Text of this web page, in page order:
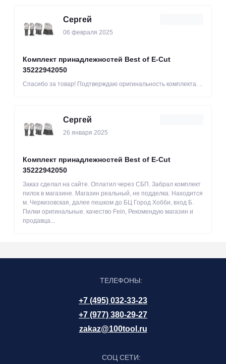
Сергей
06 февраля 2025
Комплект принадлежностей Best of E-Cut
35222942050
Спасибо за товар! Подтверждаю оригинальность комплекта. ..
Сергей
26 января 2025
Комплект принадлежностей Best of E-Cut
35222942050
Заказ сделал на сайте. Оплатил через СБП. Забрал комплект
пилок в магазине. Магазин реальный, не подделка. Находится
м. Черкизовская, далее пешком до БЦ Город Хобби, вход Б.
Пилки оригинальные. качество Fein, Рекомендую магазин и
продавца...
ТЕЛЕФОНЫ:
+7 (495) 032-33-23
+7 (977) 380-29-27
zakaz@100tool.ru
СОЦ СЕТИ: